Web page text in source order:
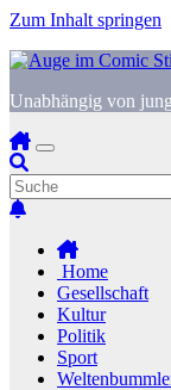
Zum Inhalt springen
Unabhängig von
Home
Gesellschaft
Kultur
Politik
Sport